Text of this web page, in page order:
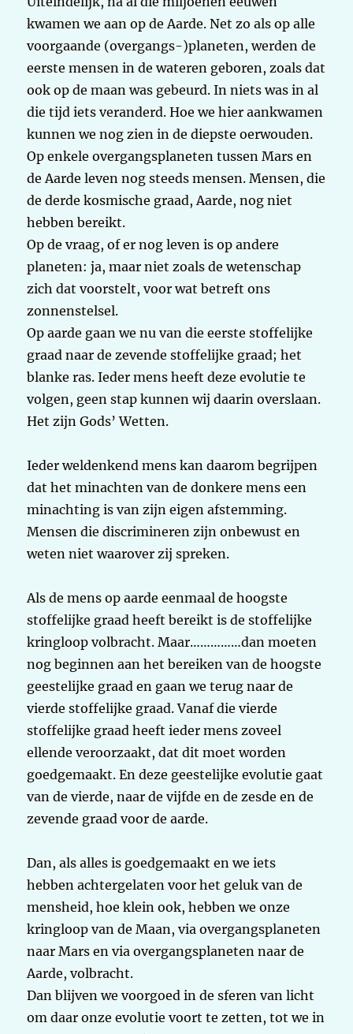
kwamen we aan op de Aarde. Net zo als op alle
voorgaande (overgangs-)planeten, werden de
eerste mensen in de wateren geboren, zoals dat
ook op de maan was gebeurd. In niets was in al
die tijd iets veranderd. Hoe we hier aankwamen
kunnen we nog zien in de diepste oerwouden.
Op enkele overgangsplaneten tussen Mars en
de Aarde leven nog steeds mensen. Mensen, die
de derde kosmische graad, Aarde, nog niet
hebben bereikt.
Op de vraag, of er nog leven is op andere
planeten: ja, maar niet zoals de wetenschap
zich dat voorstelt, voor wat betreft ons
zonnenstelsel.
Op aarde gaan we nu van die eerste stoffelijke
graad naar de zevende stoffelijke graad; het
blanke ras. Ieder mens heeft deze evolutie te
volgen, geen stap kunnen wij daarin overslaan.
Het zijn Gods’ Wetten.
Ieder weldenkend mens kan daarom begrijpen
dat het minachten van de donkere mens een
minachting is van zijn eigen afstemming.
Mensen die discrimineren zijn onbewust en
weten niet waarover zij spreken.
Als de mens op aarde eenmaal de hoogste
stoffelijke graad heeft bereikt is de stoffelijke
kringloop volbracht. Maar……………dan moeten
nog beginnen aan het bereiken van de hoogste
geestelijke graad en gaan we terug naar de
vierde stoffelijke graad. Vanaf die vierde
stoffelijke graad heeft ieder mens zoveel
ellende veroorzaakt, dat dit moet worden
goedgemaakt. En deze geestelijke evolutie gaat
van de vierde, naar de vijfde en de zesde en de
zevende graad voor de aarde.
Dan, als alles is goedgemaakt en we iets
hebben achtergelaten voor het geluk van de
mensheid, hoe klein ook, hebben we onze
kringloop van de Maan, via overgangsplaneten
naar Mars en via overgangsplaneten naar de
Aarde, volbracht.
Dan blijven we voorgoed in de sferen van licht
om daar onze evolutie voort te zetten, tot we in